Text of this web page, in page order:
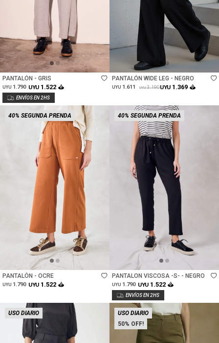
Talle
PANTALÓN - GRIS
UYU 1.790 UYU 1.522
Talle
PANTALÓN WIDE LEG - NEGRO
UYU 1.611 UYU 3.190UYU 1.369
40% SEGUNDA PRENDA
PANTALÓN - OCRE
UYU 1.790 UYU 1.522
40% SEGUNDA PRENDA
PANTALON VISCOSA -S- - NEGRO
UYU 1.790 UYU 1.522
USO DIARIO
50
USO DIARIO